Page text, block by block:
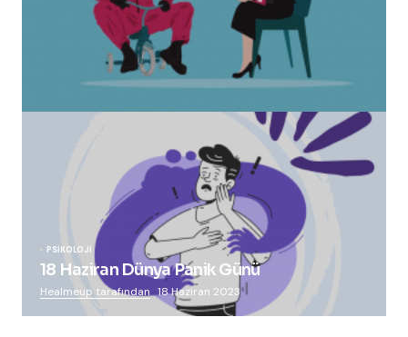
“Squid Game” Bize Ne Anlatmak İstiyor?
PSIKOLOJI
18 Haziran Dünya Panik Günü
Healmeup tarafından 18 Haziran 2023